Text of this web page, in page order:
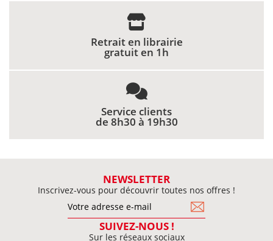
Retrait en librairie
gratuit en 1h
Service clients
de 8h30 à 19h30
NEWSLETTER
Inscrivez-vous pour découvrir toutes nos offres !
SUIVEZ-NOUS !
Sur les réseaux sociaux